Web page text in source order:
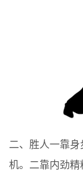
二、胜人一靠
机。二靠内劲精